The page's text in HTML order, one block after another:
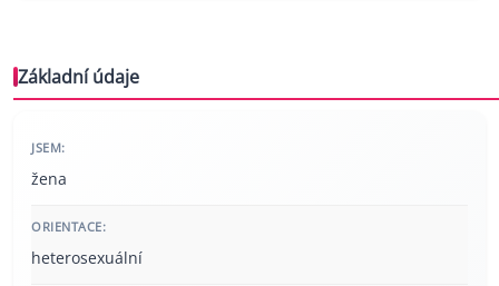
Základní údaje
JSEM:
žena
ORIENTACE:
heterosexuální